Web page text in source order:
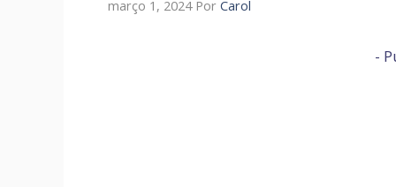
março 1, 2024 Por Carol
-